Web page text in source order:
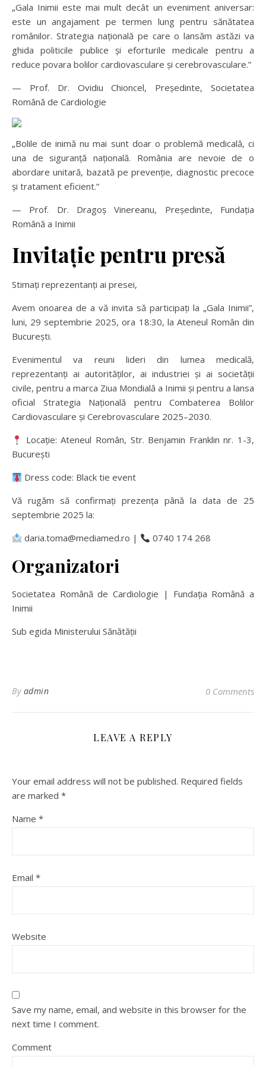
„Gala Inimii este mai mult decât un eveniment aniversar:
este un angajament pe termen lung pentru sănătatea
românilor. Strategia națională pe care o lansăm astăzi va
ghida politicile publice și eforturile medicale pentru a
reduce povara bolilor cardiovasculare și cerebrovasculare.”
— Prof. Dr. Ovidiu Chioncel, Președinte, Societatea
Română de Cardiologie
„Bolile de inimă nu mai sunt doar o problemă medicală, ci
una de siguranță națională. România are nevoie de o
abordare unitară, bazată pe prevenție, diagnostic precoce
și tratament eficient.”
— Prof. Dr. Dragoș Vinereanu, Președinte, Fundația
Română a Inimii
Invitație pentru presă
Stimați reprezentanți ai presei,
Avem onoarea de a vă invita să participați la „Gala Inimii”,
luni, 29 septembrie 2025, ora 18:30, la Ateneul Român din
București.
Evenimentul va reuni lideri din lumea medicală,
reprezentanți ai autorităților, ai industriei și ai societății
civile, pentru a marca Ziua Mondială a Inimii și pentru a lansa
oficial Strategia Națională pentru Combaterea Bolilor
Cardiovasculare și Cerebrovasculare 2025–2030.
Locație: Ateneul Român, Str. Benjamin Franklin nr. 1-3,
București
Dress code: Black tie event
Vă rugăm să confirmați prezența până la data de 25
septembrie 2025 la:
daria.toma@mediamed.ro |
0740 174 268
Organizatori
Societatea Română de Cardiologie | Fundația Română a
Inimii
Sub egida Ministerului Sănătății
By admin 0 Comments
LEAVE A REPLY
Your email address will not be published. Required fields
are marked *
Name *
Email *
Website
Save my name, email, and website in this browser for the
next time I comment.
Comment